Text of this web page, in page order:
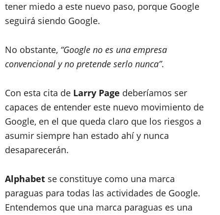
tener miedo a este nuevo paso, porque Google
seguirá siendo Google.
No obstante, “Google no es una empresa
convencional y no pretende serlo nunca”.
Con esta cita de Larry Page deberíamos ser
capaces de entender este nuevo movimiento de
Google, en el que queda claro que los riesgos a
asumir siempre han estado ahí y nunca
desaparecerán.
Alphabet se constituye como una marca
paraguas para todas las actividades de Google.
Entendemos que una marca paraguas es una